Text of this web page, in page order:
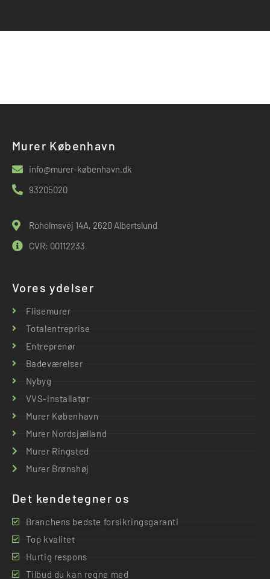
Murer København
info@murer-københavn.dk
93205020
Roholmsvej 14A, 2620 Albertslund
CVR: 00112233
Vores ydelser
Flisemurer
Totalentreprise
Entreprenør
Badeværelser
Nybyg
VVS-installatør
Murer København
Murer Nordsjælland
Murer Ringsted
Murer Brønshøj
Det kendetegner os
Branchens bedste forsikringsgaranti
Top kvalitet
Hurtig respons
Tilbud du kan regne med